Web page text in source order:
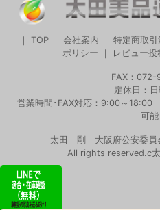
TOP 会社案内 特定商取
ポリシー
レビュー投
FAX：072-
定休日：
営業時間･FAX対応：9:00～18:00
可能
太田 剛 大阪府公安委
All rights reserved.c